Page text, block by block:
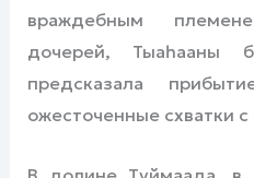
враждебным
дочерей, Тыаһааны
предсказала
ожесточенные схватки